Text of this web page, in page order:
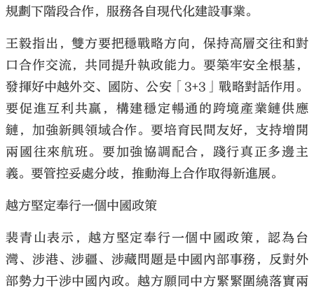
規劃下階段合作，服務各自現代化建設事業。
王毅指出，雙方要把穩戰略方向，保持高層交往和對
口合作交流，共同提升執政能力。要築牢安全根基，
發揮好中越外交、國防、公安「3+3」戰略對話作用。
要促進互利共贏，構建穩定暢通的跨境產業鏈供應
鏈，加強新興領域合作。要培育民間友好，支持增開
兩國往來航班。要加強協調配合，踐行真正多邊主
義。要管控妥處分歧，推動海上合作取得新進展。
越方堅定奉行一個中國政策
裴青山表示，越方堅定奉行一個中國政策，認為台
灣、涉港、涉疆、涉藏問題是中國內部事務，反對外
部勢力干涉中國內政。越方願同中方緊緊圍繞落實兩